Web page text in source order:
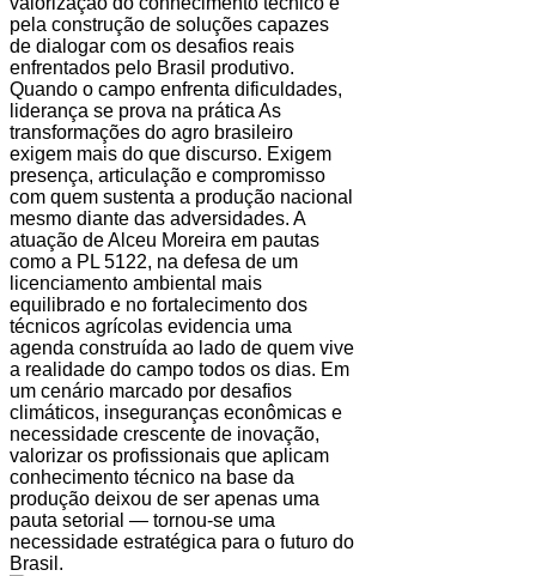
pela construção de soluções capazes
de dialogar com os desafios reais
enfrentados pelo Brasil produtivo.
Quando o campo enfrenta dificuldades,
liderança se prova na prática As
transformações do agro brasileiro
exigem mais do que discurso. Exigem
presença, articulação e compromisso
com quem sustenta a produção nacional
mesmo diante das adversidades. A
atuação de Alceu Moreira em pautas
como a PL 5122, na defesa de um
licenciamento ambiental mais
equilibrado e no fortalecimento dos
técnicos agrícolas evidencia uma
agenda construída ao lado de quem vive
a realidade do campo todos os dias. Em
um cenário marcado por desafios
climáticos, inseguranças econômicas e
necessidade crescente de inovação,
valorizar os profissionais que aplicam
conhecimento técnico na base da
produção deixou de ser apenas uma
pauta setorial — tornou-se uma
necessidade estratégica para o futuro do
Brasil.